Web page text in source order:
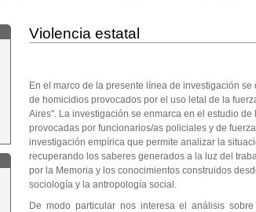
Violencia estatal
En el marco de la presente línea de investigación
de homicidios provocados por el uso letal de la
Aires". La investigación se enmarca en el estudio
provocadas por funcionarios/as policiales y de
investigación empírica que permite analizar la
recuperando los saberes generados a la luz del
por la Memoria y los conocimientos construidos
sociología y la antropología social.
De modo particular nos interesa el análisis